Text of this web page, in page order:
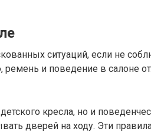
ситуаций, если не
ремень и поведение в салоне
кресла, но и
дверей на ходу. Эти